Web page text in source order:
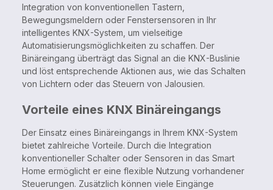
Integration von konventionellen Tastern,
Bewegungsmeldern oder Fenstersensoren in Ihr
intelligentes KNX-System, um vielseitige
Automatisierungsmöglichkeiten zu schaffen. Der
Binäreingang überträgt das Signal an die KNX-Buslinie
und löst entsprechende Aktionen aus, wie das Schalten
von Lichtern oder das Steuern von Jalousien.
Vorteile eines KNX Binäreingangs
Der Einsatz eines Binäreingangs in Ihrem KNX-System
bietet zahlreiche Vorteile. Durch die Integration
konventioneller Schalter oder Sensoren in das Smart
Home ermöglicht er eine flexible Nutzung vorhandener
Steuerungen. Zusätzlich können viele Eingänge